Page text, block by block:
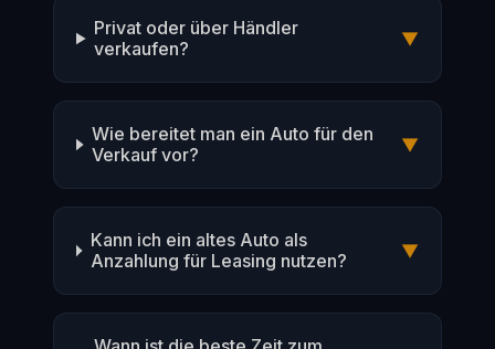
Privat oder über Händler
verkaufen?
▼
Wie bereitet man ein Auto für den
Verkauf vor?
▼
Kann ich ein altes Auto als
Anzahlung für Leasing nutzen?
▼